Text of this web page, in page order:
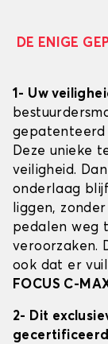
DE ENIGE
1- Uw
gepatenteerd
Deze unieke
veiligheid.
onderlaag
liggen,
pedalen weg
veroorzaken.
ook dat er
FOCUS C-
2- Dit
gecertificeerd